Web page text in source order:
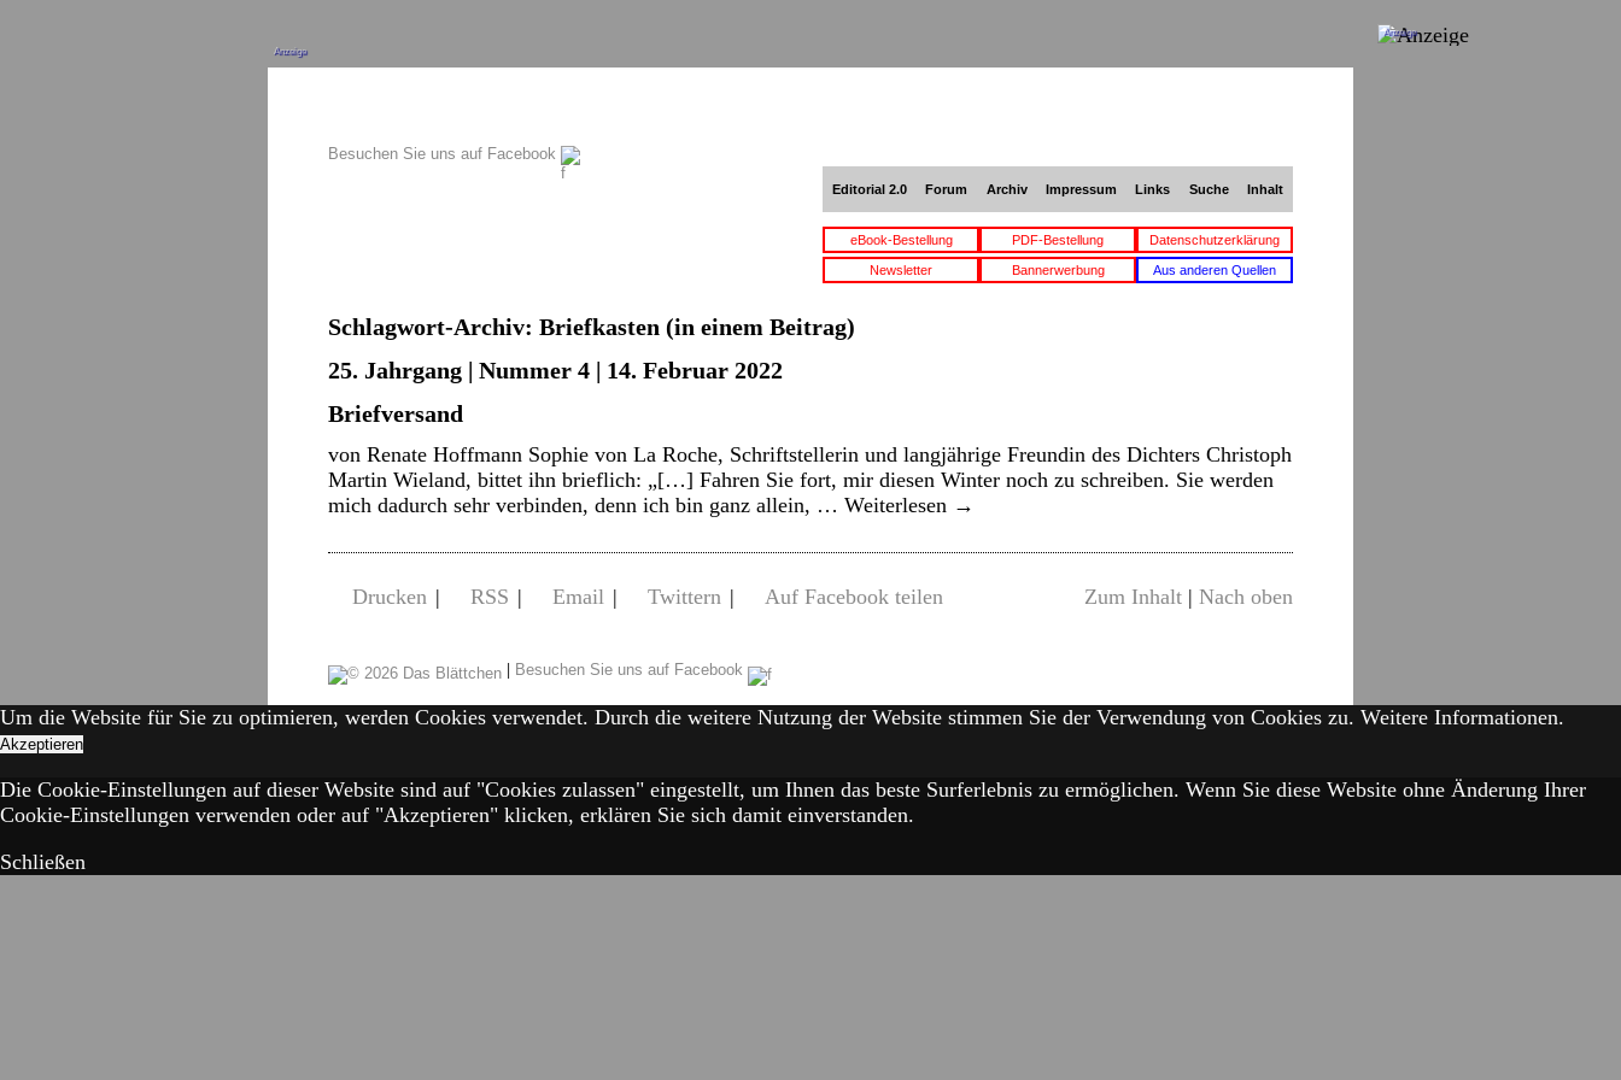
Anzeige
Besuchen Sie uns auf Facebook
Editorial 2.0 Forum Archiv Impressum Links Suche Inhalt
eBook-Bestellung PDF-Bestellung Datenschutzerklärung
Newsletter Bannerwerbung Aus anderen Quellen
Schlagwort-Archiv: Briefkasten (in einem Beitrag)
25. Jahrgang | Nummer 4 | 14. Februar 2022
Briefversand
von Renate Hoffmann Sophie von La Roche, Schriftstellerin und langjährige Freundin des Dichters Christoph
Martin Wieland, bittet ihn brieflich: „[…] Fahren Sie fort, mir diesen Winter noch zu schreiben. Sie werden
mich dadurch sehr verbinden, denn ich bin ganz allein, … Weiterlesen →
Drucken | RSS | Email | Twittern | Auf Facebook teilen Zum Inhalt | Nach oben
| Besuchen Sie uns auf Facebook
Anzeige
Um die Website für Sie zu optimieren, werden Cookies verwendet. Durch die weitere Nutzung der Website stimmen Sie der Verwendung von Cookies zu. Weitere Informationen.
Akzeptieren
Die Cookie-Einstellungen auf dieser Website sind auf "Cookies zulassen" eingestellt, um Ihnen das beste Surferlebnis zu ermöglichen. Wenn Sie diese Website ohne Änderung Ihrer
Cookie-Einstellungen verwenden oder auf "Akzeptieren" klicken, erklären Sie sich damit einverstanden.
Schließen